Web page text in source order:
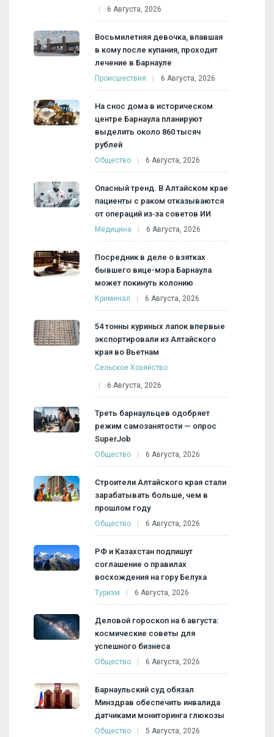
6 Августа, 2026
Восьмилетняя девочка, впавшая
в кому после купания, проходит
лечение в Барнауле
Происшествия 6 Августа, 2026
На снос дома в историческом
центре Барнаула планируют
выделить около 860 тысяч
рублей
Общество 6 Августа, 2026
Опасный тренд. В Алтайском крае
пациенты с раком отказываются
от операций из‑за советов ИИ
Медицина 6 Августа, 2026
Посредник в деле о взятках
бывшего вице-мэра Барнаула
может покинуть колонию
Криминал 6 Августа, 2026
54 тонны куриных лапок впервые
экспортировали из Алтайского
края во Вьетнам
Сельское Хозяйство
6 Августа, 2026
Треть барнаульцев одобряет
режим самозанятости — опрос
SuperJob
Общество 6 Августа, 2026
Строители Алтайского края стали
зарабатывать больше, чем в
прошлом году
Общество 6 Августа, 2026
РФ и Казахстан подпишут
соглашение о правилах
восхождения на гору Белуха
Туризм 6 Августа, 2026
Деловой гороскоп на 6 августа:
космические советы для
успешного бизнеса
Общество 6 Августа, 2026
Барнаульский суд обязал
Минздрав обеспечить инвалида
датчиками мониторинга глюкозы
Общество 5 Августа, 2026